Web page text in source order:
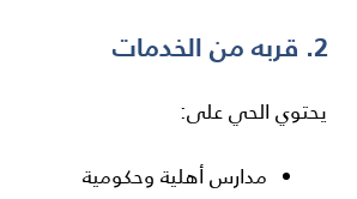
2. قربه من الخدمات
يحتوي الحي على:
مدارس أهلية وحكومية